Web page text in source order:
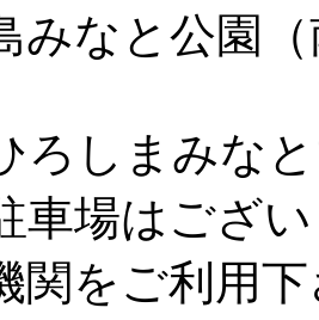
みなと公園
ろしまみな
車場はござ
関をご利用